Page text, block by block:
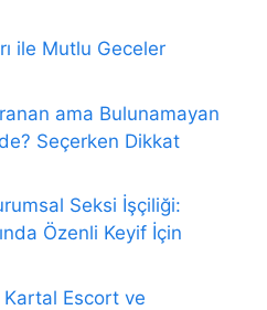
ile Mutlu Geceler
ama Bulunamayan
Seçerken Dikkat
Seksi İşçiliği:
Özenli Keyif İçin
Escort ve